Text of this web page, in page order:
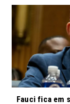
Fauci fica em